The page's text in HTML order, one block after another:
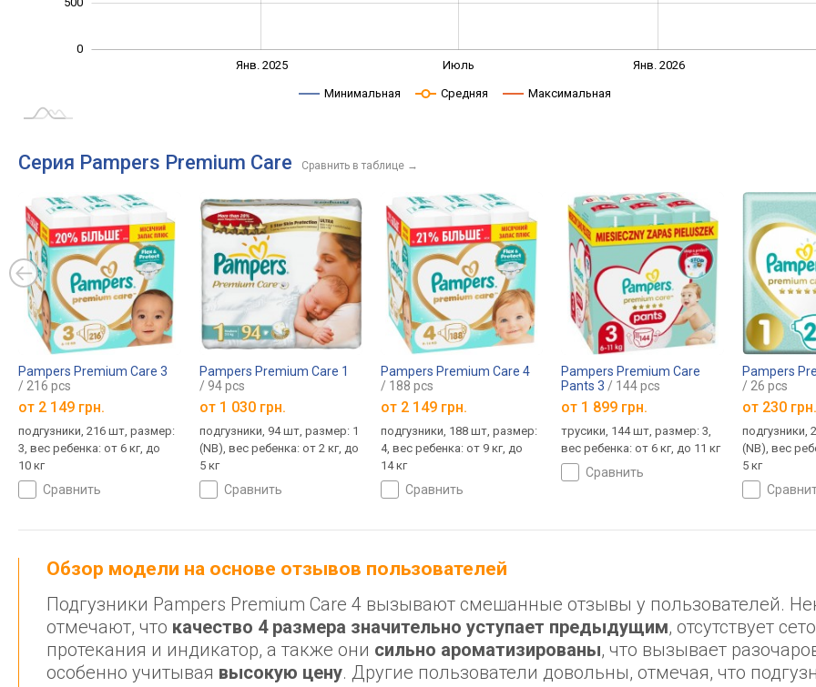
0
Янв. 2025 Июль Янв. 2026
Минимальная Средняя Максимальная
Серия Pampers Premium Care Сравнить в таблице →
Pampers Premium Care 3
/ 216 pcs
от 2 149 грн.
подгузники, 216 шт, размер:
3, вес ребенка: от 6 кг, до
10 кг
сравнить
Pampers Premium Care 1
/ 94 pcs
от 1 030 грн.
подгузники, 94 шт, размер: 1
(NB), вес ребенка: от 2 кг, до
5 кг
сравнить
Pampers Premium Care 4
/ 188 pcs
от 2 149 грн.
подгузники, 188 шт, размер:
4, вес ребенка: от 9 кг, до
14 кг
сравнить
Pampers Premium Care
Pants 3 / 144 pcs
от 1 899 грн.
трусики, 144 шт, размер: 3,
вес ребенка: от 6 кг, до 11 кг
сравнить
Pampers
/ 26 pcs
от 230
подгузники,
(NB), вес
5 кг
Обзор модели на основе отзывов пользователей
Подгузники Pampers Premium Care 4 вызывают смешанные отзывы у пользователей.
отмечают, что качество 4 размера значительно уступает предыдущим, отсутствует
протекания и индикатор, а также они сильно ароматизированы, что вызывает
особенно учитывая высокую цену. Другие пользователи довольны, отмечая, что